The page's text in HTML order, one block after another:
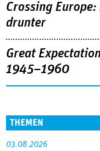
Crossing
drunter
Great
1945–1960
THEMEN
03.08.2026